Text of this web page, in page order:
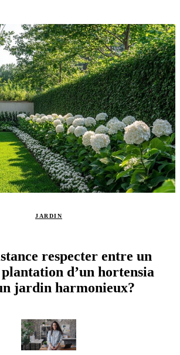
JARDIN
respecter entre un
d’un hortensia
jardin harmonieux?